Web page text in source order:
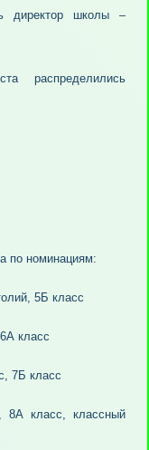
директор школы –
распределились
по номинациям:
5Б класс
класс
7Б класс
8А класс, классный